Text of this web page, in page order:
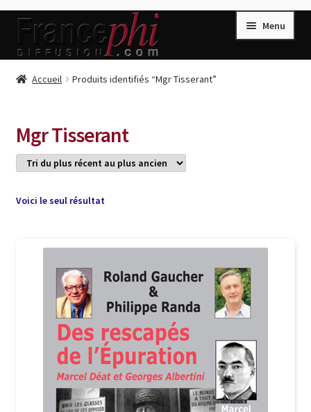
Aller
la
Aller
contenu
Menu
Accueil
Compte
Conditions de Vente
Connection
Listes d’Envies
Livres de Peter Randa
Livres de Philippe Randa
Login Customizer
Newsletter
Nous Contacter
Accueil Produits identifiés “Mgr Tisserant”
Mgr Tisserant
Voici le seul résultat